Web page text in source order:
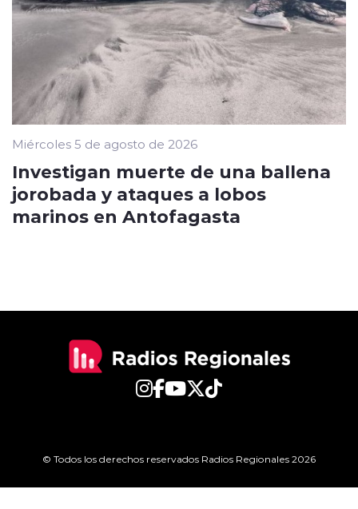
Miércoles 5 de agosto de 2026
Investigan muerte de una ballena
jorobada y ataques a lobos
marinos en Antofagasta
© Todos los derechos reservados Radios Regionales 2026